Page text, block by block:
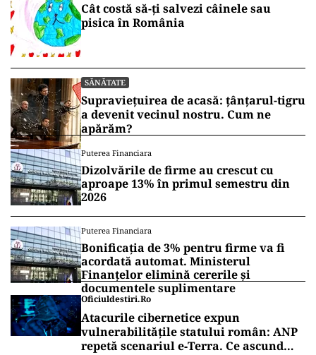
Cât costă să-ți salvezi câinele sau
pisica în România
SĂNĂTATE
Supraviețuirea de acasă: țânțarul-tigru
a devenit vecinul nostru. Cum ne
apărăm?
Puterea Financiara
Dizolvările de firme au crescut cu
aproape 13% în primul semestru din
2026
Puterea Financiara
Bonificația de 3% pentru firme va fi
acordată automat. Ministerul
Finanțelor elimină cererile și
documentele suplimentare
Oficiuldestiri.ro
Atacurile cibernetice expun
vulnerabilitățile statului român: ANP
repetă scenariul e‑Terra. Ce ascund